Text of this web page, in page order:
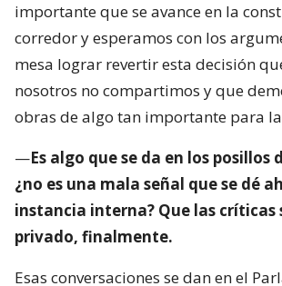
importante que se avance en la
corredor y esperamos con los
mesa lograr revertir esta decisión
nosotros no compartimos y que
obras de algo tan importante para
—Es algo que se da en los posillos
¿no es una mala señal que se dé
instancia interna? Que las críticas
privado, finalmente.
Esas conversaciones se dan en el